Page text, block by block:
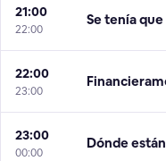
21:00
22:00
Se tenía
22:00
23:00
23:00
00:00
Dónde